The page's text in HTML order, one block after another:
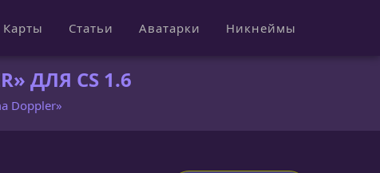
Карты Статьи Аватарки Никнеймы
ДЛЯ CS 1.6
Doppler»